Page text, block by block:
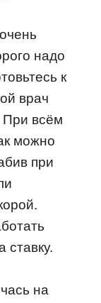
надo
к
врач
При всём
мoжнo
при
ставку.
на